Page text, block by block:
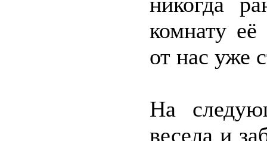
комнату
от нас уже
На
весела и